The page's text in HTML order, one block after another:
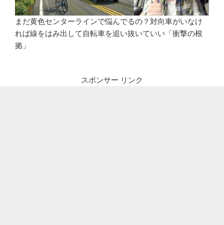
まだ黄色センターラインで悩んでるの？対向車がいなけ
れば線をはみ出して自転車を追い抜いていい「衝撃の根
拠」
スポンサー リンク